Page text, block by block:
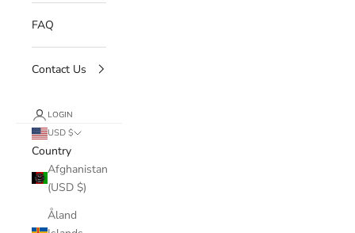
FAQ
Contact Us
LOGIN
USD $
Country
Afghanistan
(USD $)
Åland